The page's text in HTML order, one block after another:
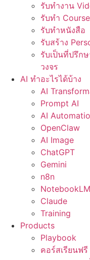
รับทำงาน
รับทำ
รับทำหนังสือ
รับสร้าง
รับเป็นที่ปรึก
วงจร
AI ทำอะไรได้บ้าง
AI
Prompt AI
AI
OpenClaw
AI Image
ChatGPT
Gemini
n8n
NotebookLM
Claude
Training
Products
Playbook
คอร์สเรียนฟรี